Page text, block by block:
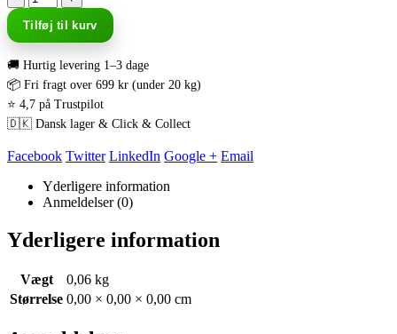
Tilføj til kurv
🚚 Hurtig levering 1–3 dage
📦 Fri fragt over 699 kr (under 20 kg)
⭐ 4,7 på Trustpilot
🇩🇰 Dansk lager & Click & Collect
Facebook Twitter LinkedIn Google + Email
Yderligere information
Anmeldelser (0)
Yderligere information
Vægt
0,06 kg
Størrelse 0,00 × 0,00 × 0,00 cm